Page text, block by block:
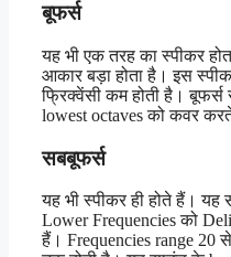
बूफर्स
यह भी एक तरह का स्पीकर
आकार बड़ा होता है। इस
फ्रिक्वेंसी कम होती है। बूफर्स
lowest octaves को कवर
सबबूफर्स
यह भी स्पीकर ही होते हैं। यह
Lower Frequencies को
हैं। Frequencies range 20